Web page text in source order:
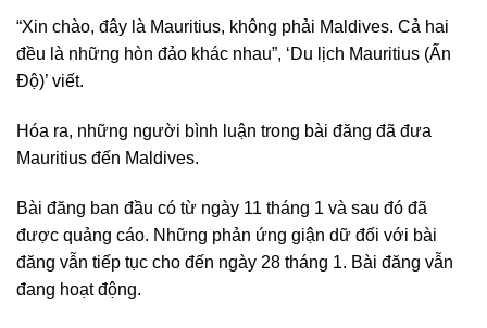
“Xin chào, đây là Mauritius, không phải Maldives. Cả hai
đều là những hòn đảo khác nhau”, ‘Du lịch Mauritius (Ấn
Độ)’ viết.
Hóa ra, những người bình luận trong bài đăng đã đưa
Mauritius đến Maldives.
Bài đăng ban đầu có từ ngày 11 tháng 1 và sau đó đã
được quảng cáo. Những phản ứng giận dữ đối với bài
đăng vẫn tiếp tục cho đến ngày 28 tháng 1. Bài đăng vẫn
đang hoạt động.